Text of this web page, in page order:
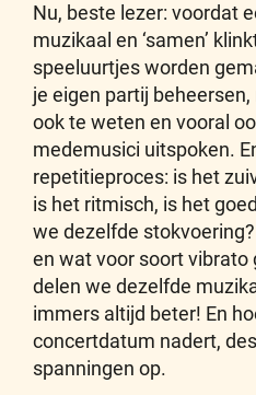
Nu, beste lezer: voordat
muzikaal en ‘samen’
speeluurtjes worden
je eigen partij
ook te weten en vooral
medemusici uitspoken.
repetitieproces: is het
is het ritmisch, is het
we dezelfde
en wat voor soort vibrato
delen we dezelfde
immers altijd beter! En
concertdatum nadert,
spanningen op.